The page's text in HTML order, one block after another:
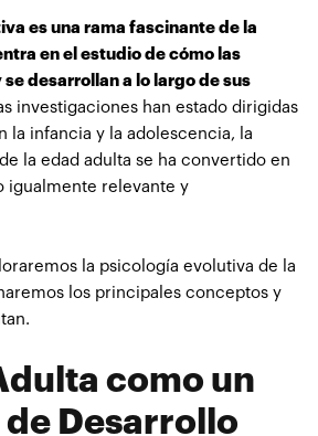
es una rama fascinante de la
en el estudio de cómo las
desarrollan a lo largo de sus
investigaciones han estado dirigidas
la infancia y la adolescencia, la
la edad adulta se ha convertido en
igualmente relevante y
la psicología evolutiva de la
los principales conceptos y
como un
Desarrollo